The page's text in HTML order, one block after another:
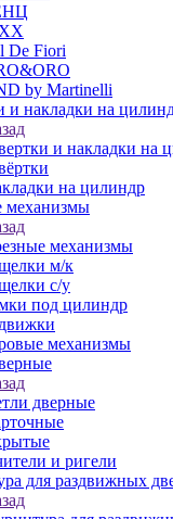
De Fiori
by Martinelli
и накладки на
и накладки на
на цилиндр
механизмы
механизмы
м/к
с/у
под цилиндр
механизмы
дверные
и ригели
для раздвижных